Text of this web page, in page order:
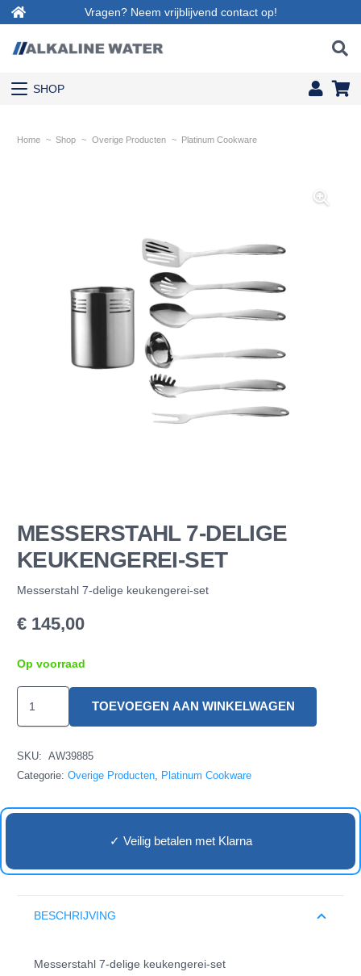
Vragen? Neem vrijblijvend contact op!
SHOP
Home ~ Shop ~ Overige Producten ~ Platinum Cookware
MESSERSTAHL 7-DELIGE
KEUKENGEREI-SET
Messerstahl 7-delige keukengerei-set
€ 145,00
Op voorraad
7-
aantal
TOEVOEGEN AAN WINKELWAGEN
SKU:
AW39885
Categorie: Overige Producten, Platinum Cookware
✓ Veilig betalen met Klarna
BESCHRIJVING
Messerstahl 7-delige keukengerei-set